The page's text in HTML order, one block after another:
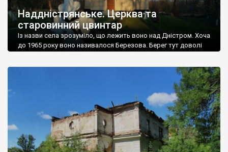
Наддністрянське. Церква та
старовинний цвинтар
Із назви села зрозуміло, що лежить воно над Дністром. Хоча
до 1965 року воно називалося Березова. Берег тут доволі
Наддністрянське відрізняється від більшості навколишніх
сіл. У селі є мурована Михайлівська церква. Точної дати […]